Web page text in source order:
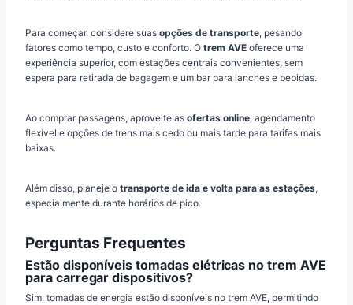
Para começar, considere suas opções de transporte, pesando
fatores como tempo, custo e conforto. O trem AVE oferece uma
experiência superior, com estações centrais convenientes, sem
espera para retirada de bagagem e um bar para lanches e bebidas.
Ao comprar passagens, aproveite as ofertas online, agendamento
flexível e opções de trens mais cedo ou mais tarde para tarifas mais
baixas.
Além disso, planeje o transporte de ida e volta para as estações,
especialmente durante horários de pico.
Perguntas Frequentes
Estão disponíveis tomadas elétricas no trem AVE
para carregar dispositivos?
Sim, tomadas de energia estão disponíveis no trem AVE, permitindo